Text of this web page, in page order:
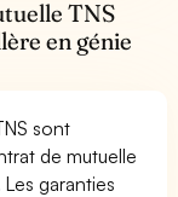
TNS
en génie
sont
de mutuelle
garanties